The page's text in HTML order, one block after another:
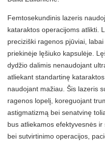
Femtosekundinis lazeris
kataraktos operacijoms atlikti.
preciziški ragenos pjūviai,
priekinėje lęšiuko kapsulėje.
dydžio dalimis nenaudojant
atliekant standartinę
naudojant mažiau. Šis lazeris
ragenos lopelį, koreguojant
astigmatizmą bei senatvinę
bus atliekamos efektyvesnės
bei sutvirtinimo operacijos,